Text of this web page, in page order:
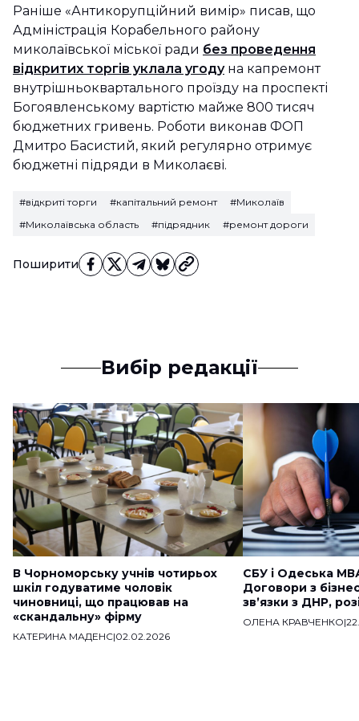
Поширити
Раніше «Антикорупційний вимір» писав, що
Адміністрація Корабельного району
миколаївської міської ради без проведення
відкритих торгів уклала угодуна капремонт
внутрішньоквартального проїзду на проспекті
Богоявленському вартістю майже 800 тисяч
бюджетних гривень. Роботи виконав ФОП
Дмитро Басистий, який регулярно отримує
бюджетні підряди в Миколаєві.
#відкриті торги #капітальний ремонт
#Миколаїв
#Миколаївська область
#підрядник #ремонт дороги
Вибір редакції
В Чорноморську учнів чотирьох
шкіл годуватиме чоловік
чиновниці, що працював на
«скандальну» фірму
КАТЕРИНА МАДЕНС|02.02.2026
СБУ і Одеська
Договори з
звʼязки з ДНР,
ОЛЕНА КРАВЧЕНКО|